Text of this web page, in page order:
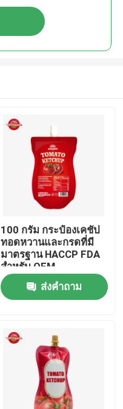
100 กรัม กระป๋องเคชัป
ทอดหวานและกรดที่มี
มาตรฐาน HACCP FDA
สําหรับ OEM
ส่งคำถาม